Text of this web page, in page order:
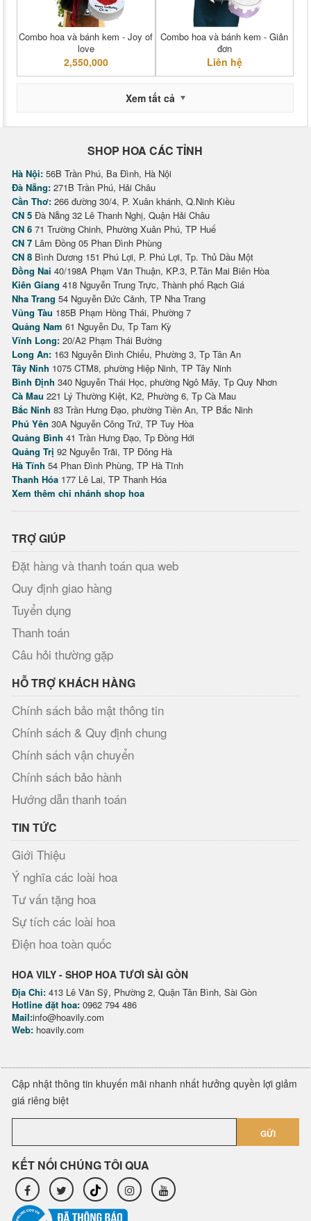
Combo hoa và bánh kem - Joy of
love
2,550,000
Combo hoa và bánh kem - Giản
đơn
Liên hệ
Xem tất cả
SHOP HOA CÁC TỈNH
Hà Nội: 56B Trần Phú, Ba Đình, Hà Nội
Đà Nẵng: 271B Trần Phú, Hải Châu
Cần Thơ: 266 đường 30/4, P. Xuân khánh, Q.Ninh Kiều
CN 5 Đà Nẵng 32 Lê Thanh Nghị, Quận Hải Châu
CN 6 71 Trường Chinh, Phường Xuân Phú, TP Huế
CN 7 Lâm Đồng 05 Phan Đình Phùng
CN 8 Bình Dương 151 Phú Lợi, P. Phú Lợi, Tp. Thủ Dầu Một
Đồng Nai 40/198A Phạm Văn Thuận, KP.3, P.Tân Mai Biên Hòa
Kiên Giang 418 Nguyễn Trung Trực, Thành phố Rạch Giá
Nha Trang 54 Nguyễn Đức Cảnh, TP Nha Trang
Vũng Tàu 185B Phạm Hồng Thái, Phường 7
Quảng Nam 61 Nguyễn Du, Tp Tam Kỳ
Vĩnh Long: 20/A2 Phạm Thái Bường
Long An: 163 Nguyễn Đình Chiểu, Phường 3, Tp Tân An
Tây Ninh 1075 CTM8, phường Hiệp Ninh, TP Tây Ninh
Bình Định 340 Nguyễn Thái Học, phường Ngô Mây, Tp Quy Nhơn
Cà Mau 221 Lý Thường Kiệt, K2, Phường 6, Tp Cà Mau
Bắc Ninh 83 Trần Hưng Đạo, phường Tiền An, TP Bắc Ninh
Phú Yên 30A Nguyễn Công Trứ, TP Tuy Hòa
Quảng Bình 41 Trần Hưng Đạo, Tp Đồng Hới
Quảng Trị 92 Nguyễn Trãi, TP Đông Hà
Hà Tĩnh 54 Phan Đình Phùng, TP Hà Tĩnh
Thanh Hóa 177 Lê Lai, TP Thanh Hóa
Xem thêm chi nhánh shop hoa
TRỢ GIÚP
Đặt hàng và thanh toán qua web
Quy định giao hàng
Tuyển dụng
Thanh toán
Câu hỏi thường gặp
HỖ TRỢ KHÁCH HÀNG
Chính sách bảo mật thông tin
Chính sách & Quy định chung
Chính sách vận chuyển
Chính sách bảo hành
Hướng dẫn thanh toán
TIN TỨC
Giới Thiệu
Ý nghĩa các loài hoa
Tư vấn tặng hoa
Sự tích các loài hoa
Điện hoa toàn quốc
HOA VILY - SHOP HOA TƯƠI SÀI GÒN
Địa Chỉ: 413 Lê Văn Sỹ, Phường 2, Quận Tân Bình, Sài Gòn
Hotline đặt hoa: 0962 794 486
Mail:info@hoavily.com
Web: hoavily.com
Cập nhật thông tin khuyến mãi nhanh nhất hưởng quyền lợi giảm
giá riêng biệt
GỬI
KẾT NỐI CHÚNG TÔI QUA